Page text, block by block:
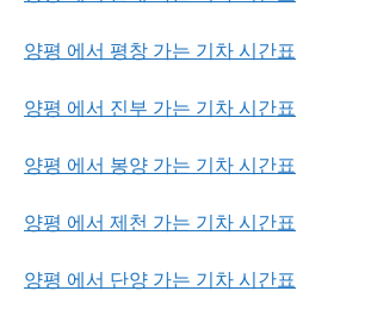
양평 에서 평창 가는 기차 시간표
양평 에서 진부 가는 기차 시간표
양평 에서 봉양 가는 기차 시간표
양평 에서 제천 가는 기차 시간표
양평 에서 단양 가는 기차 시간표